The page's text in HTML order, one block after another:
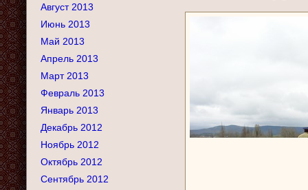
Август 2013
Июнь 2013
Май 2013
Апрель 2013
Март 2013
Февраль 2013
Январь 2013
Декабрь 2012
Ноябрь 2012
Октябрь 2012
Сентябрь 2012